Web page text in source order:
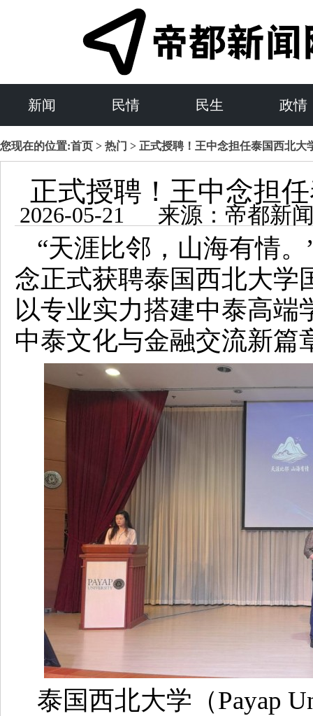
新闻 民情 民生 政情
您现在的位置:首页 > 热门 > 正式授聘！王中念担任泰国西北大
正式授聘！王中念担
2026-05-21 来源：帝都
“天涯比邻，山海有情
念正式获聘泰国西北大学
以专业实力搭建中泰高端
中泰文化与金融交流新篇
泰国西北大学（Payap